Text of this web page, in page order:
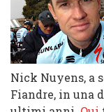
Nick Nuyens, a
Fiandre, in una